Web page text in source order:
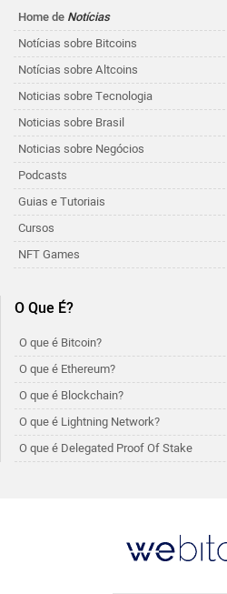
Home de Notícias
Notícias sobre Bitcoins
Notícias sobre Altcoins
Noticias sobre Tecnologia
Noticias sobre Brasil
Noticias sobre Negócios
Podcasts
Guias e Tutoriais
Cursos
NFT Games
O Que É?
O que é Bitcoin?
O que é Ethereum?
O que é Blockchain?
O que é Lightning Network?
O que é Delegated Proof Of Stake